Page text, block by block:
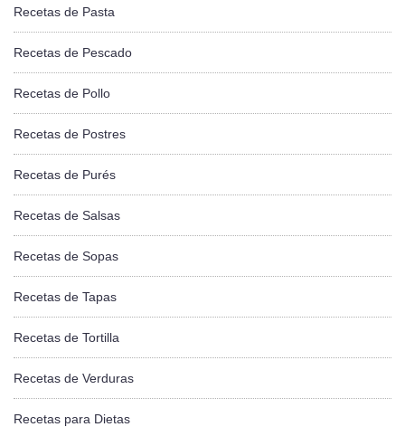
Recetas de Pasta
Recetas de Pescado
Recetas de Pollo
Recetas de Postres
Recetas de Purés
Recetas de Salsas
Recetas de Sopas
Recetas de Tapas
Recetas de Tortilla
Recetas de Verduras
Recetas para Dietas